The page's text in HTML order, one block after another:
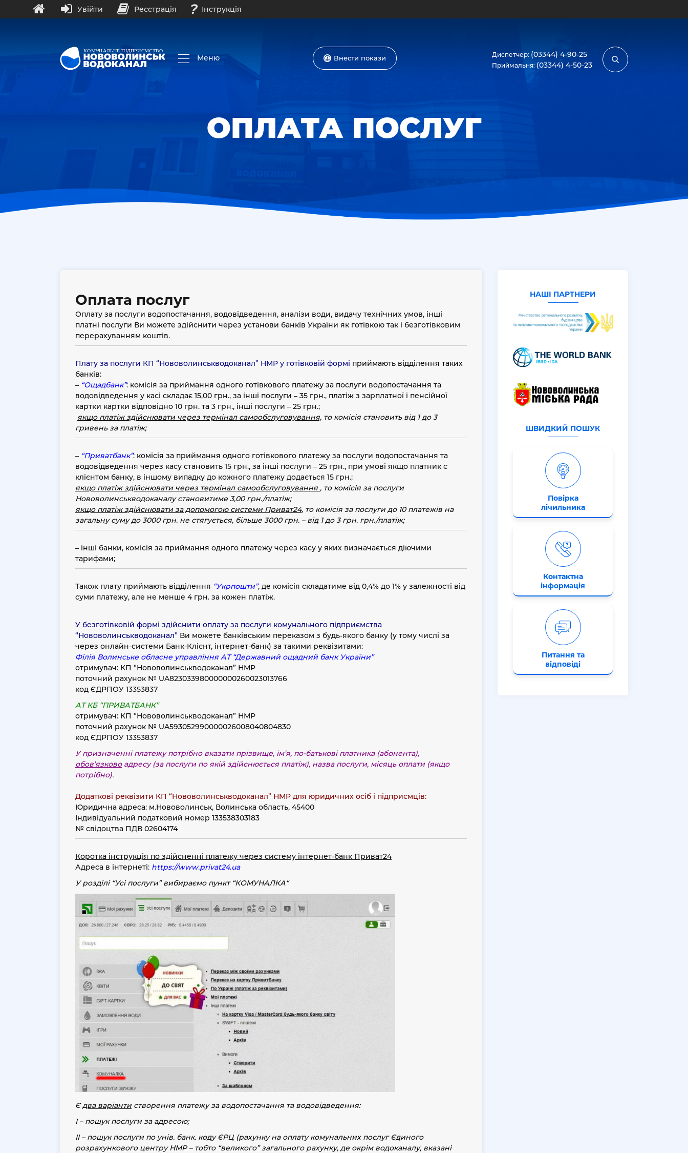
Закрити
ДОМАШНЯ СТОРІНКА
Структура
ТАРИФИ ТА ПОСЛУГИ
Тарифи та послуги
Норми споживання
Централізоване водопостачання та
централізоване водовідведення
Періодична повірка лічильників холодної води
Додаткові платні послуги
СПОЖИВАЧАМ
Популярні запитання
Отримання технічних умов
Оплата послуг
Типові договори з централізованого
водопостачання та централізованого
водовідведення
Договір про надання послуг користування
сервісами сайту
Інструкція по роботі з Особистим кабінетом
Договірні відносини
Інформація про боржників
Якість води
Меню Внести покази Диспетчер: (03344) 4-90-25
Приймальня: (03344) 4-50-23
ОПЛАТА ПОСЛУГ
Оплата послуг
Оплату за послуги водопостачання, водовідведення, аналізи води, видачу технічних умов, інші
платні послуги Ви можете здійснити через установи банків України як готівкою так і безготівковим
перерахуванням коштів.
Плату за послуги КП “Нововолинськводоканал” НМР у готівковій формі приймають відділення таких
банків:
– “Ощадбанк”: комісія за приймання одного готівкового платежу за послуги водопостачання та
водовідведення у касі складає 15,00 грн., за інші послуги – 35 грн., платіж з зарплатної і пенсійної
картки картки відповідно 10 грн. та 3 грн., інші послуги – 25 грн.;
якщо платіж здійснювати через термінал самообслуговування, то комісія становить від 1 до 3
гривень за платіж;
– “Приватбанк”: комісія за приймання одного готівкового платежу за послуги водопостачання та
водовідведення через касу становить 15 грн., за інші послуги – 25 грн., при умові якщо платник є
клієнтом банку, в іншому випадку до кожного платежу додається 15 грн.;
якщо платіж здійснювати через термінал самообслуговування , то комісія за послуги
Нововолинськводоканалу становитиме 3,00 грн./платіж;
якщо платіж здійснювати за допомогою системи Приват24, то комісія за послуги до 10 платежів на
загальну суму до 3000 грн. не стягується, більше 3000 грн. – від 1 до 3 грн. грн./платіж;
– інші банки, комісія за приймання одного платежу через касу у яких визначається діючими
тарифами;
Також плату приймають відділення “Укрпошти”, де комісія складатиме від 0,4% до 1% у залежності від
суми платежу, але не менше 4 грн. за кожен платіж.
У безготівковій формі здійснити оплату за послуги комунального підприємства
“Нововолинськводоканал” Ви можете банківським переказом з будь-якого банку (у тому числі за
через онлайн-системи Банк-Клієнт, інтернет-банк) за такими реквізитами:
Філія Волинське обласне управління АТ “Державний ощадний банк України”
отримувач: КП “Нововолинськводоканал” НМР
поточний рахунок № UA823033980000000260023013766
код ЄДРПОУ 13353837
АТ КБ “ПРИВАТБАНК”
отримувач: КП “Нововолинськводоканал” НМР
поточний рахунок № UA593052990000026008040804830
код ЄДРПОУ 13353837
У призначенні платежу потрібно вказати прізвище, ім‘я, по-батькові платника (абонента),
обов’язковоадресу (за послуги по якій здійснюється платіж), назва послуги, місяць оплати (якщо
потрібно).
Додаткові реквізити КП “Нововолинськводоканал” НМР для юридичних осіб і підприємців:
Юридична адреса: м.Нововолинськ, Волинська область, 45400
Індивідуальний податковий номер 133538303183
№ свідоцтва ПДВ 02604174
Коротка інструкція по здійсненні платежу через систему інтернет-банк Приват24
Адреса в інтернеті: https://www.privat24.ua
У розділі “Усі послуги” вибираємо пункт “КОМУНАЛКА“
Єдва варіанти створення платежу за водопостачання та водовідведення:
І – пошук послуги за адресою;
ІІ – пошук послуги по унів. банк. коду ЄРЦ (рахунку на оплату комунальних послуг Єдиного
розрахункового центру НМР – тобто “великого” загального рахунку, де окрім водоканалу, вказані
НАШІ ПАРТНЕРИ
ШВИДКИЙ ПОШУК
Повірка
лічильника
Контактна
інформація
Питання та
відповіді
Увійти Реєстрація ? Інструкція